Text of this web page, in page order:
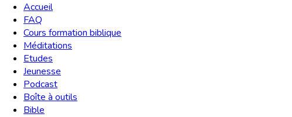
Accueil
FAQ
Cours formation biblique
Méditations
Etudes
Jeunesse
Podcast
Boîte à outils
Bible